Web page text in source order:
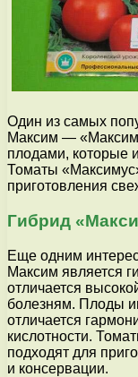
Один из самых
Максим —
плодами, которые
Томаты
приготовления
Гибрид
Еще одним
Максим является
отличается
болезням. Плоды
отличается
кислотности.
подходят для
и консервации.